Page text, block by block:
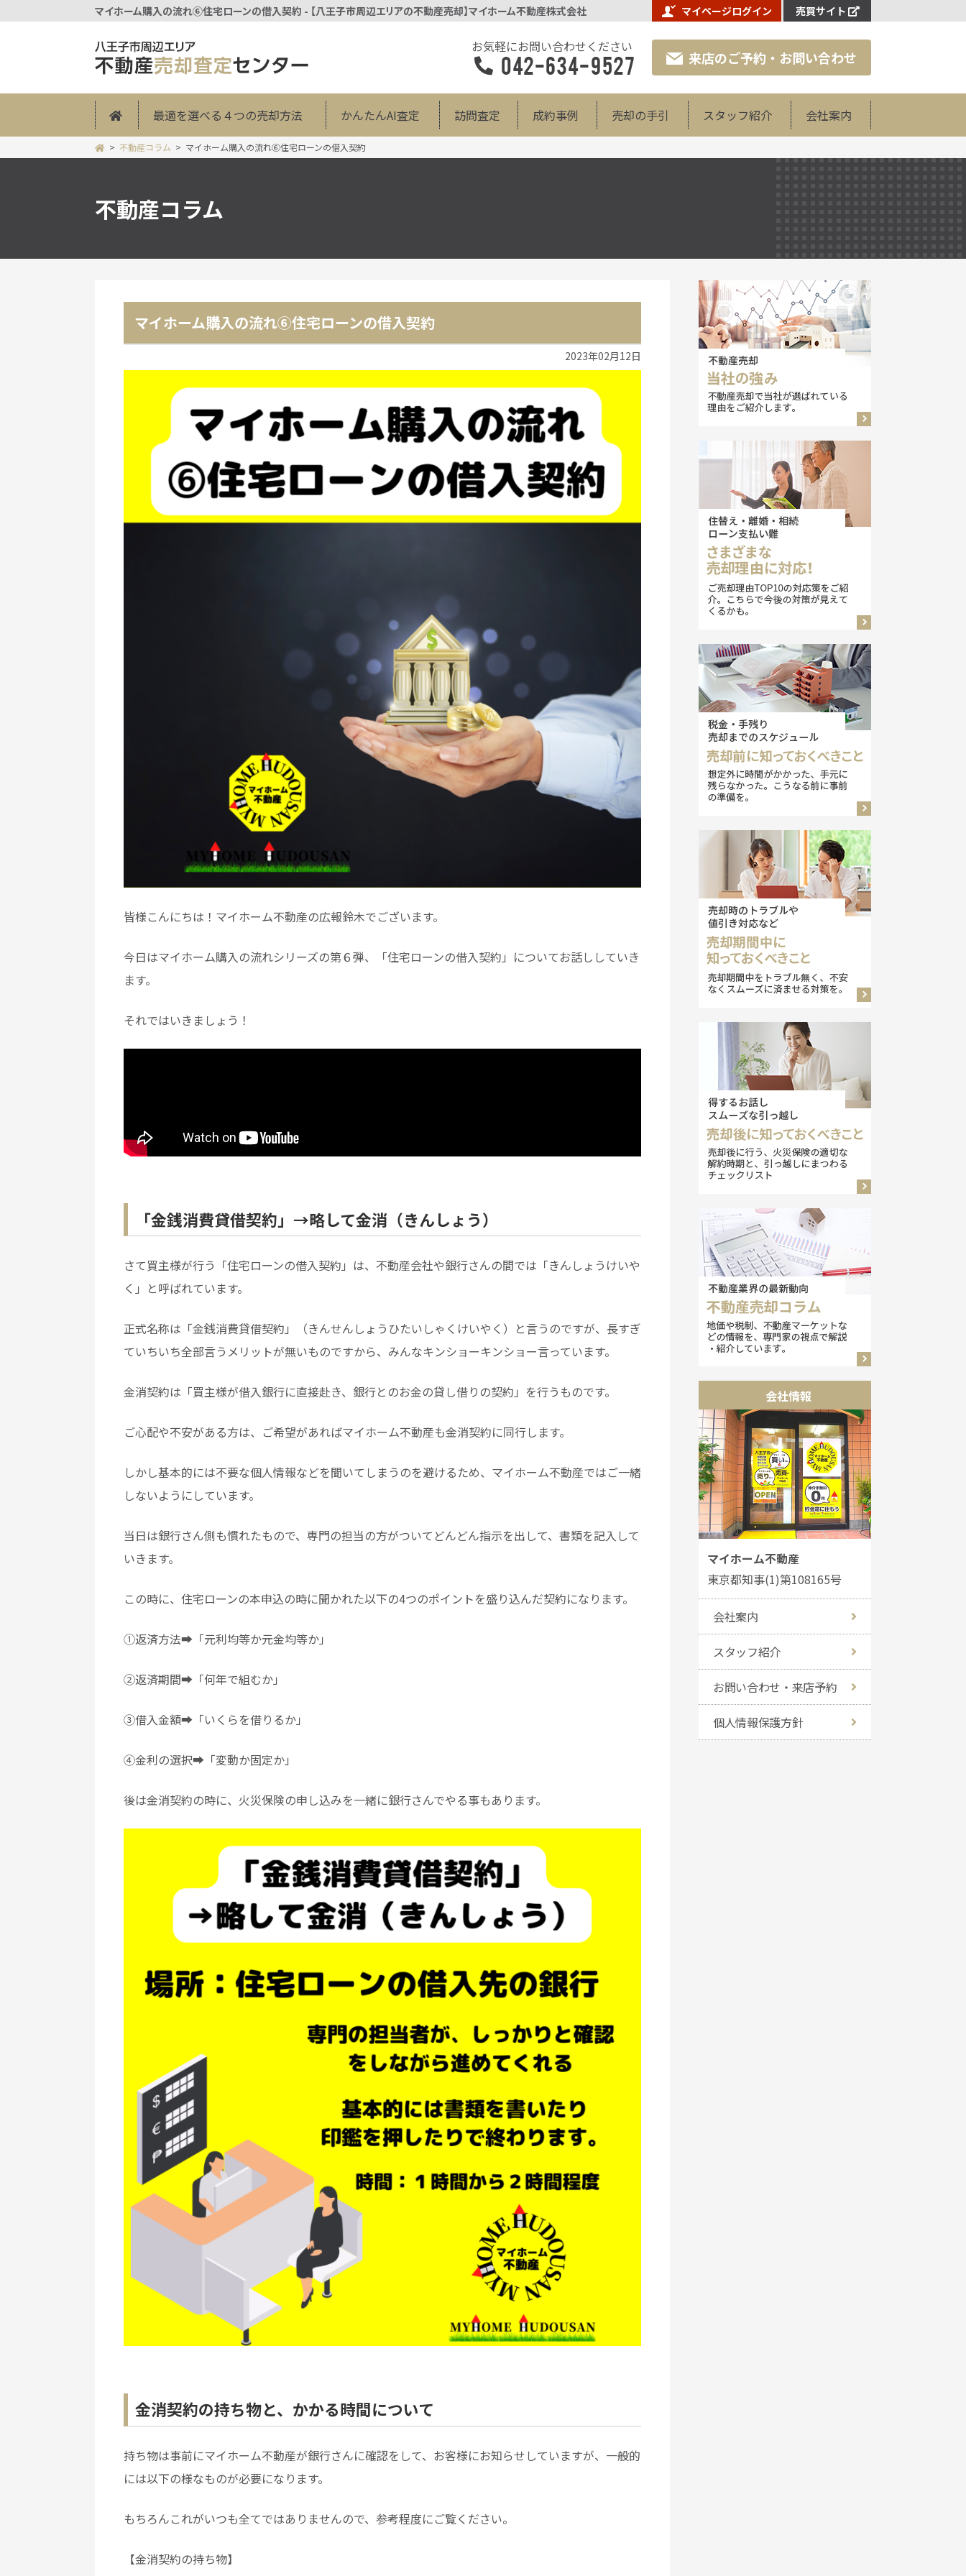
マイホーム購入の流れ⑥住宅ローンの借入契約 - 【八王子市周辺エリアの不動産売却】マイホーム不動産株式会社 マイページログイン 売買サイト
お気軽にお問い合わせください
042-634-9527 来店のご予約・お問い合わせ
最適を選べる４つの売却方法 かんたんAI査定 訪問査定 成約事例 売却の手引 スタッフ紹介 会社案内
不動産コラム マイホーム購入の流れ⑥住宅ローンの借入契約
不動産コラム
マイホーム購入の流れ⑥住宅ローンの借入契約
2023年02月12日
皆様こんにちは！マイホーム不動産の広報鈴木でございます。
今日はマイホーム購入の流れシリーズの第６弾、「住宅ローンの借入契約」についてお話ししていき
ます。
それではいきましょう！
「金銭消費貸借契約」→略して金消（きんしょう）
さて買主様が行う「住宅ローンの借入契約」は、不動産会社や銀行さんの間では「きんしょうけいや
く」と呼ばれています。
正式名称は「金銭消費貸借契約」（きんせんしょうひたいしゃくけいやく）と言うのですが、長すぎ
ていちいち全部言うメリットが無いものですから、みんなキンショーキンショー言っています。
金消契約は「買主様が借入銀行に直接赴き、銀行とのお金の貸し借りの契約」を行うものです。
ご心配や不安がある方は、ご希望があればマイホーム不動産も金消契約に同行します。
しかし基本的には不要な個人情報などを聞いてしまうのを避けるため、マイホーム不動産ではご一緒
しないようにしています。
当日は銀行さん側も慣れたもので、専門の担当の方がついてどんどん指示を出して、書類を記入して
いきます。
この時に、住宅ローンの本申込の時に聞かれた以下の4つのポイントを盛り込んだ契約になります。
①返済方法➡「元利均等か元金均等か」
②返済期間➡「何年で組むか」
③借入金額➡「いくらを借りるか」
④金利の選択➡「変動か固定か」
後は金消契約の時に、火災保険の申し込みを一緒に銀行さんでやる事もあります。
金消契約の持ち物と、かかる時間について
持ち物は事前にマイホーム不動産が銀行さんに確認をして、お客様にお知らせしていますが、一般的
には以下の様なものが必要になります。
もちろんこれがいつも全てではありませんので、参考程度にご覧ください。
【金消契約の持ち物】
会社情報
マイホーム不動産
東京都知事(1)第108165号
会社案内
スタッフ紹介
お問い合わせ・来店予約
個人情報保護方針